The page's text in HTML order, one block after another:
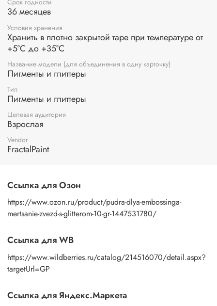
Срок годности
36 месяцев
Условия хранения
Хранить в плотно закрытой таре при температуре от
+5°С до +35°С
Название модели (для объединения в одну карточку)
Пигменты и глиттеры
Тип
Пигменты и глиттеры
Целевая аудитория
Взрослая
Vendor
FractalPaint
Ссылка для Озон
https://www.ozon.ru/product/pudra-dlya-embossinga-
mertsanie-zvezd-s-glitterom-10-gr-1447531780/
Ссылка для WB
https://www.wildberries.ru/catalog/214516070/detail.aspx?
targetUrl=GP
Ссылка для Яндекс.Маркета